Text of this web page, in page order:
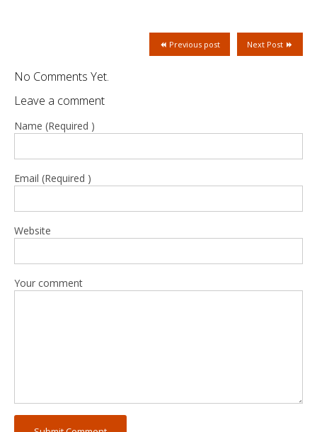
Next Post
Previous post
No Comments Yet.
Leave a comment
Name (Required )
Email (Required )
Website
Your comment